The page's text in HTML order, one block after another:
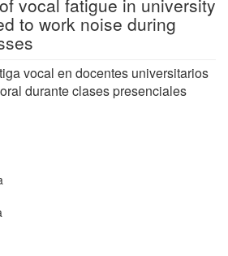
vocal fatigue in university
to work noise during
vocal en docentes universitarios
durante clases presenciales